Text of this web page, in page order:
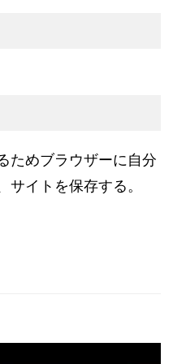
ためブラウザーに自分
イトを保存する。